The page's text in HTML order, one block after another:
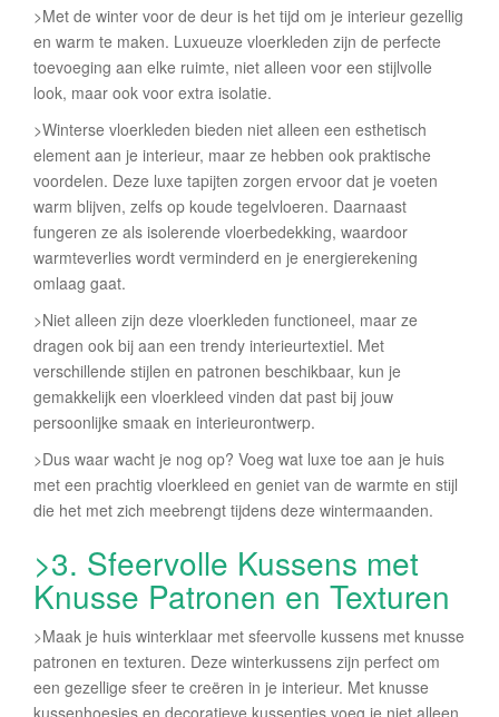
>Met de winter voor de deur is het tijd om je interieur gezellig
en warm te maken. Luxueuze vloerkleden zijn de perfecte
toevoeging aan elke ruimte, niet alleen voor een stijlvolle
look, maar ook voor extra isolatie.
>Winterse vloerkleden bieden niet alleen een esthetisch
element aan je interieur, maar ze hebben ook praktische
voordelen. Deze luxe tapijten zorgen ervoor dat je voeten
warm blijven, zelfs op koude tegelvloeren. Daarnaast
fungeren ze als isolerende vloerbedekking, waardoor
warmteverlies wordt verminderd en je energierekening
omlaag gaat.
>Niet alleen zijn deze vloerkleden functioneel, maar ze
dragen ook bij aan een trendy interieurtextiel. Met
verschillende stijlen en patronen beschikbaar, kun je
gemakkelijk een vloerkleed vinden dat past bij jouw
persoonlijke smaak en interieurontwerp.
>Dus waar wacht je nog op? Voeg wat luxe toe aan je huis
met een prachtig vloerkleed en geniet van de warmte en stijl
die het met zich meebrengt tijdens deze wintermaanden.
>3. Sfeervolle Kussens met
Knusse Patronen en Texturen
>Maak je huis winterklaar met sfeervolle kussens met knusse
patronen en texturen. Deze winterkussens zijn perfect om
een gezellige sfeer te creëren in je interieur. Met knusse